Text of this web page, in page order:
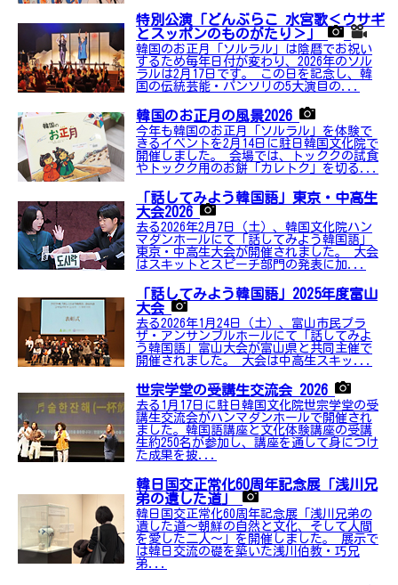
特別公演「どんぶらこ 水宮歌＜ウサギ
とスッポンのものがたり＞」
韓国のお正月「ソルラル」は陰暦でお祝い
するため毎年日付が変わり、2026年のソル
ラルは2月17日です。 この日を記念し、韓
国の伝統芸能・パンソリの5大演目の...
韓国のお正月の風景2026
今年も韓国のお正月「ソルラル」を体験で
きるイベントを2月14日に駐日韓国文化院で
開催しました。 会場では、トッククの試食
やトックク用のお餅「カレトク」を切る...
「話してみよう韓国語」東京・中高生
大会2026
去る2026年2月7日（土）、韓国文化院ハン
マダンホールにて「話してみよう韓国語」
東京・中高生大会が開催されました。 大会
はスキットとスピーチ部門の発表に加...
「話してみよう韓国語」2025年度富山
大会
去る2026年1月24日（土）、富山市民プラ
ザ・アンサンブルホールにて「話してみよ
う韓国語」富山大会が富山県と共同主催で
開催されました。 大会は中高生スキッ...
世宗学堂の受講生交流会 2026
去る1月17日に駐日韓国文化院世宗学堂の受
講生交流会がハンマダンホールで開催され
ました。韓国語講座と文化体験講座の受講
生約250名が参加し、講座を通して身につけ
た成果を披...
韓日国交正常化60周年記念展「浅川兄
弟の遺した道」
韓日国交正常化60周年記念展「浅川兄弟の
遺した道〜朝鮮の自然と文化、そして人間
を愛した二人〜」を開催しました。 展示で
は韓日交流の礎を築いた浅川伯教・巧兄
弟...